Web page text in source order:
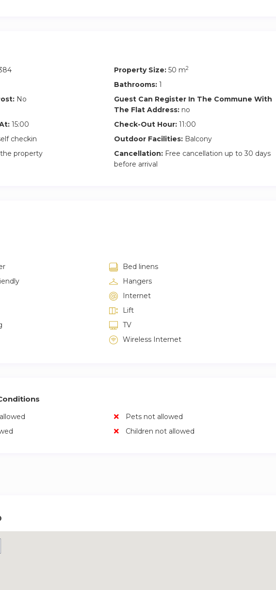
y reservas, no dudes en contactarnos a través de la plataforma.
de ayudarles a organizar todo lo necesario para que su estancia en la ciudad
la bienvenida pronto y que disfrutes de tu estancia en este encantador estudio en
y comienza tu aventura madrileña con nosotros!
Property Size: 50 m2
Bathrooms: 1
No
Guest Can Register In The Commune With
The Flat Address: no
15:00 Check-Out Hour: 11:00
checkin Outdoor Facilities: Balcony
property Cancellation: Free cancellation up to 30 days
before arrival
Bed linens
Hangers
Internet
Lift
TV
Wireless Internet
Pets not allowed
Children not allowed